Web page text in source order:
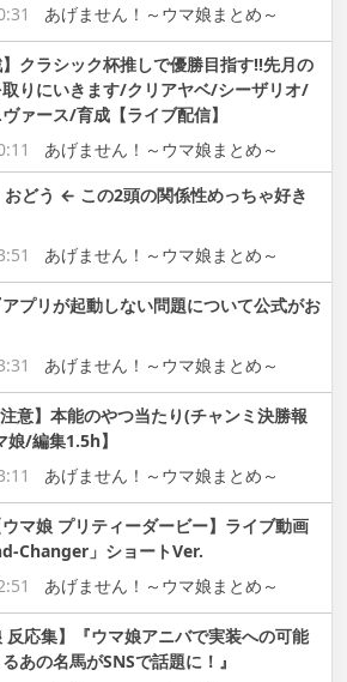
あげません！～ウマ娘まとめ～
】クラシック杯推しで優勝目指す!!先月の
りにいきます/クリアヤベ/シーザリオ/
ァース/育成【ライブ配信】
あげません！～ウマ娘まとめ～
おどう ← この2頭の関係性めっちゃ好き
あげません！～ウマ娘まとめ～
プリが起動しない問題について公式がお
あげません！～ウマ娘まとめ～
意】本能のやつ当たり(チャンミ決勝報
娘/編集1.5h】
あげません！～ウマ娘まとめ～
マ娘 プリティーダービー】ライブ動画
Changer」ショートVer.
あげません！～ウマ娘まとめ～
反応集】『ウマ娘アニバで実装への可能
あの名馬がSNSで話題に！』